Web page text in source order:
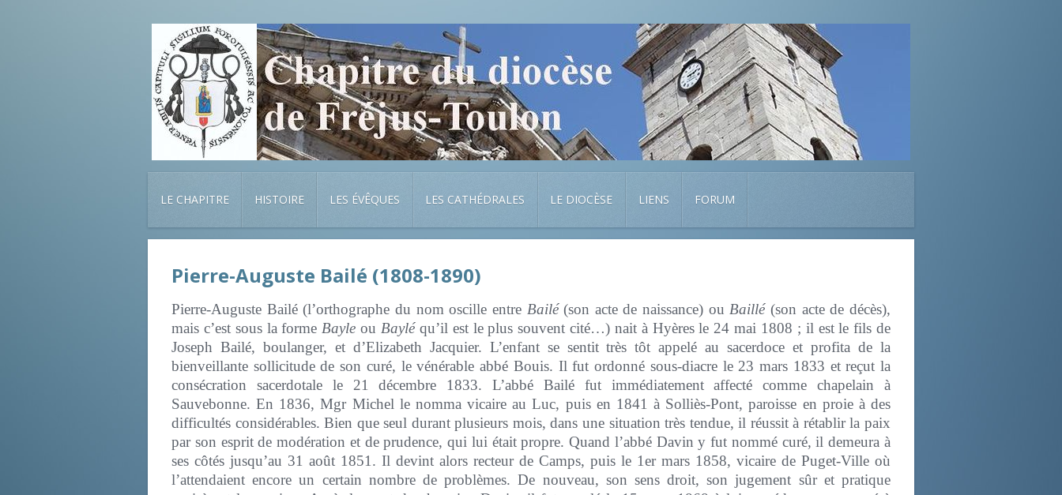
LE CHAPITRE HISTOIRE LES ÉVÊQUES LES CATHÉDRALES LE DIOCÈSE LIENS FORUM
Pierre-Auguste Bailé (1808-1890)
Pierre-Auguste Bailé (l’orthographe du nom oscille entre Bailé(son acte de naissance) ou Baillé(son acte de décès),
mais c’est sous la forme Bayleou Baylé qu’il est le plus souvent cité…) nait à Hyères le 24 mai 1808 ; il est le fils de
Joseph Bailé, boulanger, et d’Elizabeth Jacquier. L’enfant se sentit très tôt appelé au sacerdoce et profita de la
bienveillante sollicitude de son curé, le vénérable abbé Bouis. Il fut ordonné sous-diacre le 23 mars 1833 et reçut la
consécration sacerdotale le 21 décembre 1833. L’abbé Bailé fut immédiatement affecté comme chapelain à
Sauvebonne. En 1836, Mgr Michel le nomma vicaire au Luc, puis en 1841 à Solliès-Pont, paroisse en proie à des
difficultés considérables. Bien que seul durant plusieurs mois, dans une situation très tendue, il réussit à rétablir la paix
par son esprit de modération et de prudence, qui lui était propre. Quand l’abbé Davin y fut nommé curé, il demeura à
ses côtés jusqu’au 31 août 1851. Il devint alors recteur de Camps, puis le 1er mars 1858, vicaire de Puget-Ville où
l’attendaient encore un certain nombre de problèmes. De nouveau, son sens droit, son jugement sûr et pratique